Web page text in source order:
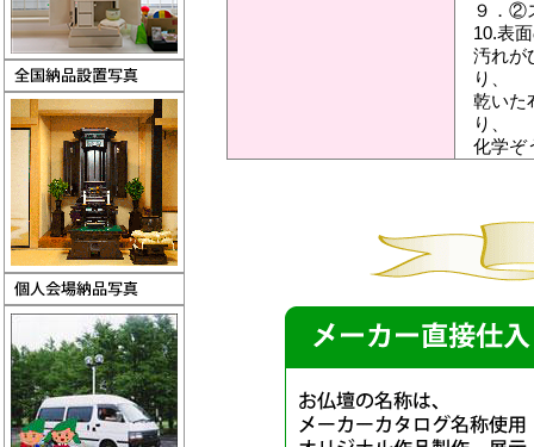
９．②
10.表
汚れが
り、
乾いた
り、
化学ぞ